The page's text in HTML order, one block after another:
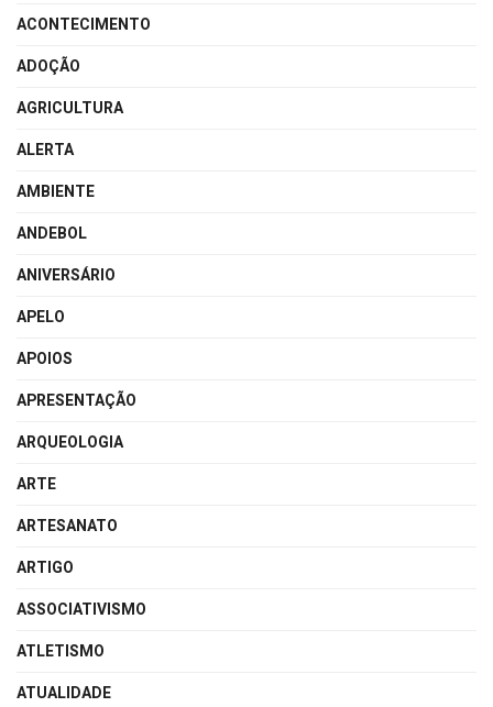
ACONTECIMENTO
ADOÇÃO
AGRICULTURA
ALERTA
AMBIENTE
ANDEBOL
ANIVERSÁRIO
APELO
APOIOS
APRESENTAÇÃO
ARQUEOLOGIA
ARTE
ARTESANATO
ARTIGO
ASSOCIATIVISMO
ATLETISMO
ATUALIDADE